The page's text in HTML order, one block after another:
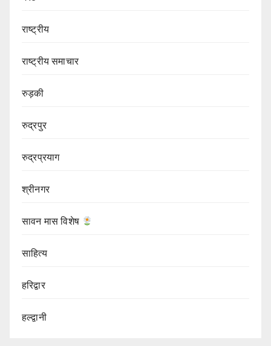
राष्ट्रीय
राष्ट्रीय समाचार
रुड़की
रुद्रपुर
रुद्रप्रयाग
श्रीनगर
सावन मास विशेष
साहित्य
हरिद्वार
हल्द्वानी